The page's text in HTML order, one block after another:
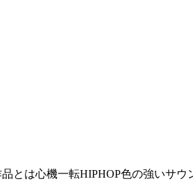
とは心機一転HIPHOP色の強い